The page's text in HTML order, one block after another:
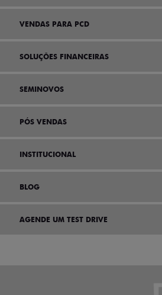
VENDAS PARA PCD
SOLUÇÕES FINANCEIRAS
SEMINOVOS
PÓS VENDAS
INSTITUCIONAL
BLOG
AGENDE UM TEST DRIVE